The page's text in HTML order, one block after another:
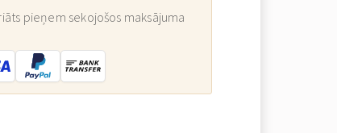
pieņem sekojošos maksājuma